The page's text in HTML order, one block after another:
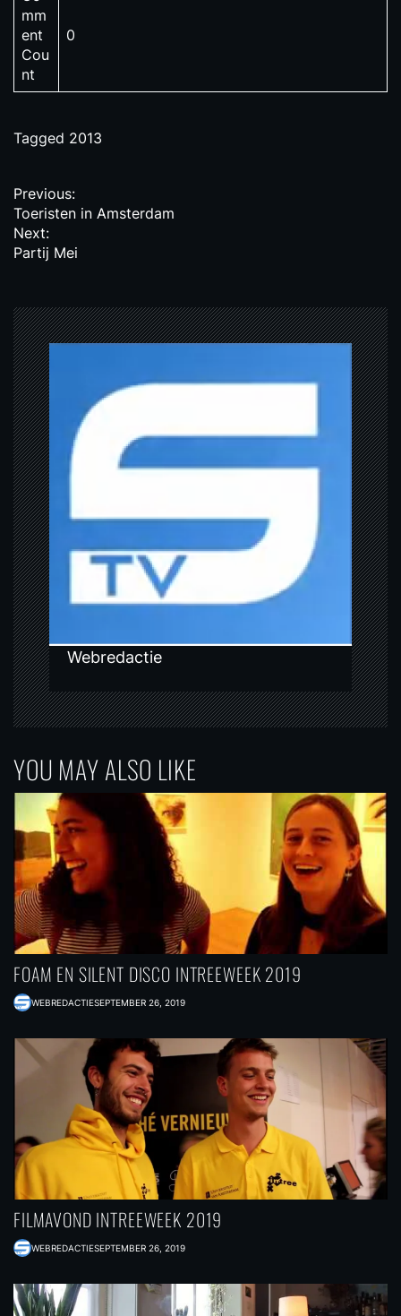
mm
ent
Cou
nt
0
Tagged 2013
P
o
s
n
a
v
i
g
a
t
i
o
n
Previous:
Toeristen in Amsterdam
Next:
Partij Mei
Webredactie
YOU MAY ALSO LIKE
FOAM EN SILENT DISCO INTREEWEEK 2019
WEBREDACTIESEPTEMBER 26, 2019
FILMAVOND INTREEWEEK 2019
WEBREDACTIESEPTEMBER 26, 2019